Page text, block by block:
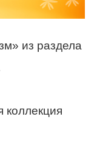
из раздела